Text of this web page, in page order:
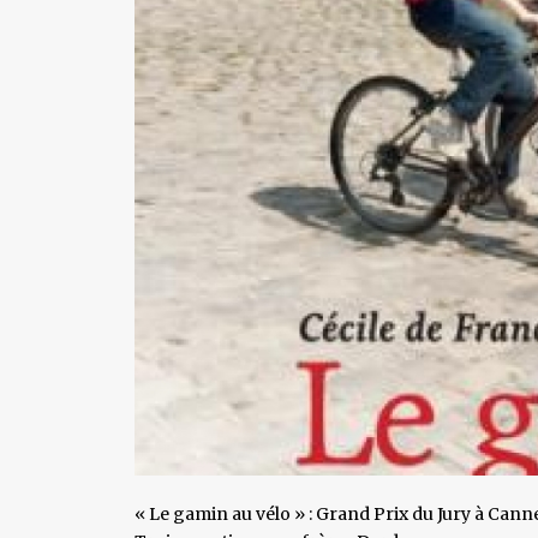
« Le gamin au vélo » : Grand Prix du Jury à